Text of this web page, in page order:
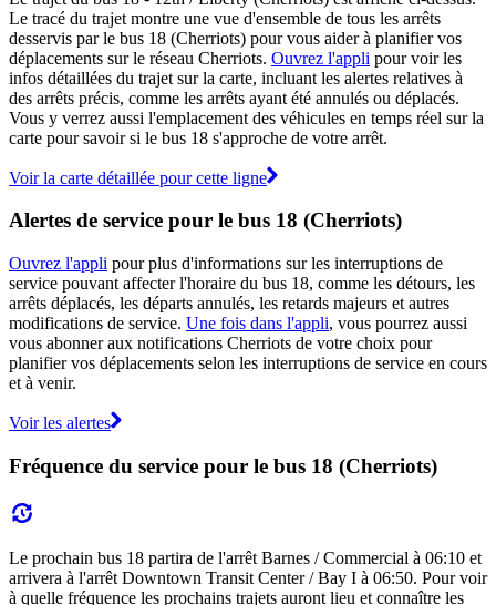
Le tracé du trajet montre une vue d'ensemble de tous les arrêts
desservis par le bus 18 (Cherriots) pour vous aider à planifier vos
déplacements sur le réseau Cherriots. Ouvrez l'appli pour voir les
infos détaillées du trajet sur la carte, incluant les alertes relatives à
des arrêts précis, comme les arrêts ayant été annulés ou déplacés.
Vous y verrez aussi l'emplacement des véhicules en temps réel sur la
carte pour savoir si le bus 18 s'approche de votre arrêt.
Voir la carte détaillée pour cette ligne
Alertes de service pour le bus 18 (Cherriots)
Ouvrez l'appli pour plus d'informations sur les interruptions de
service pouvant affecter l'horaire du bus 18, comme les détours, les
arrêts déplacés, les départs annulés, les retards majeurs et autres
modifications de service. Une fois dans l'appli, vous pourrez aussi
vous abonner aux notifications Cherriots de votre choix pour
planifier vos déplacements selon les interruptions de service en cours
et à venir.
Voir les alertes
Fréquence du service pour le bus 18 (Cherriots)
Le prochain bus 18 partira de l'arrêt Barnes / Commercial à 06:10 et
arrivera à l'arrêt Downtown Transit Center / Bay I à 06:50. Pour voir
à quelle fréquence les prochains trajets auront lieu et connaître les